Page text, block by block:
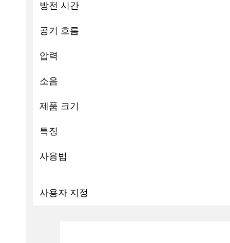
방전 시간
공기 흐름
압력
소음
제품 크기
특징
사용법
사용자 지정